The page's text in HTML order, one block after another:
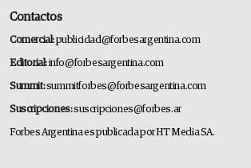
Contactos
Comercial:publicidad@forbesargentina.com
Editorial:info@forbesargentina.com
Summit:summitforbes@forbesargentina.com
Suscripciones:suscripciones@forbes.ar
Forbes Argentina es publicada por HT Media SA.